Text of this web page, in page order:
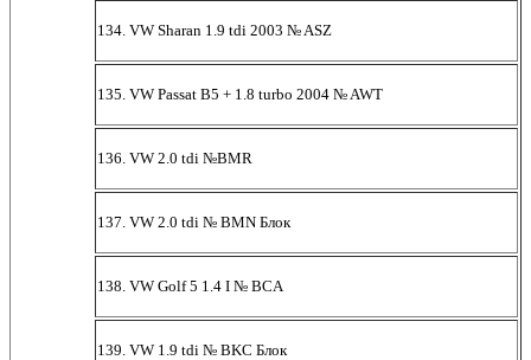
134. VW Sharan 1.9 tdi 2003 № ASZ
135. VW Passat B5 + 1.8 turbo 2004 № AWT
136. VW 2.0 tdi №BMR
137. VW 2.0 tdi № BMN Блок
138. VW Golf 5 1.4 I № BCA
139. VW 1.9 tdi № BKC Блок